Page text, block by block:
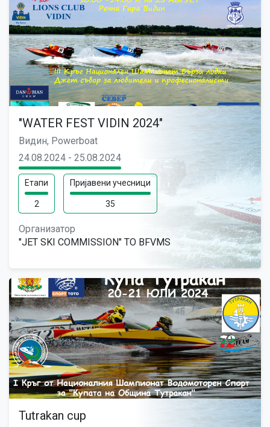
"WATER FEST VIDIN 2024"
Видин, Powerboat
24.08.2024 - 25.08.2024
Етапи
2
Пријавени учесници
35
Организатор
"JET SKI COMMISSION" TO BFVMS
Tutrakan cup